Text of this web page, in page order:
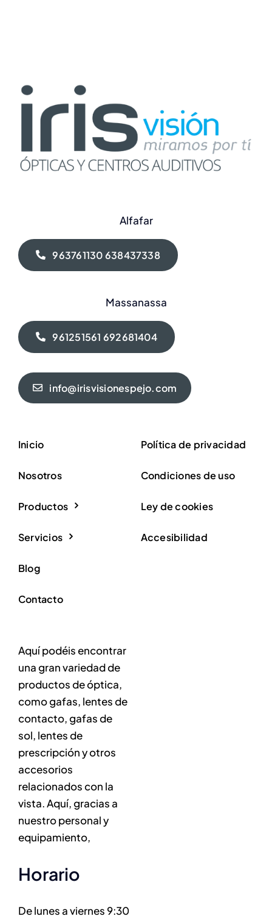
Alfafar
963761130 638437338
Massanassa
961251561 692681404
info@irisvisionespejo.com
Inicio
Nosotros
Productos
Servicios
Blog
Contacto
Política de privacidad
Condiciones de uso
Ley de cookies
Accesibilidad
Aquí podéis encontrar
una gran variedad de
productos de óptica,
como gafas, lentes de
contacto, gafas de
sol, lentes de
prescripción y otros
accesorios
relacionados con la
vista. Aquí, gracias a
nuestro personal y
equipamiento,
horario
De lunes a viernes 9:30